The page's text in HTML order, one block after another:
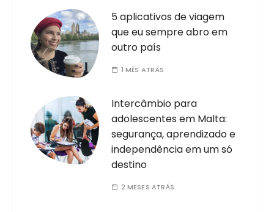
5 aplicativos de viagem
que eu sempre abro em
outro país
1 MÊS ATRÁS
Intercâmbio para
adolescentes em Malta:
segurança, aprendizado e
independência em um só
destino
2 MESES ATRÁS